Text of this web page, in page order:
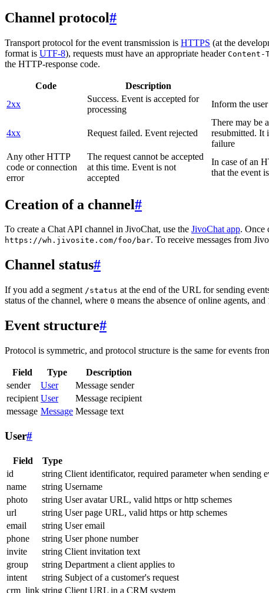
Channel protocol#
Transport protocol for the event transmission is HTTPS (at the
format is UTF-8), requests must have an appropriate header
the HTTP-response code.
Code Description
2xx
Success. Event is accepted for
processing
Inform the
4xx Request failed. Event rejected
There may be
resubmitted. It
failure
Any other HTTP
code or connection
error
The request cannot be accepted
at this time. Event is not
accepted
In case of an
that the event
Creation of a channel#
To create a Chat API channel in JivoChat, use the JivoChat app. Once
https://wh.jivosite.com/foo/bar. To receive messages from
Channel status#
If you add a segment /status at the end of the URL for sending
status of the channel, where 0 means the absence of online agents, and
Event structure#
Protocol is symmetric, and protocol structure is the same for events
Field Type
Description
sender
User
Message sender
recipient User
Message recipient
message Message Message text
User#
Field Type
id
string Client identificator, required parameter when sending
name
string Username
photo
string User avatar URL, valid https or http schemes
url
string User page URL, valid https or http schemes
email
string User email
phone
string User phone number
invite
string Client invitation text
group
string Department a client applies to
intent
string Subject of a customer's request
crm_link string Client URL in a CRM system